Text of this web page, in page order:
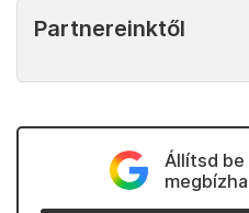
Partnereinktől
Állítsd be